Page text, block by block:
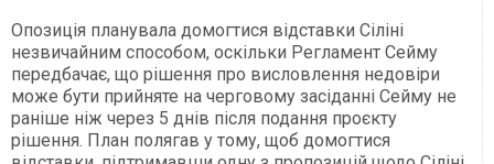
Опозиція планувала домогтися відставки Сіліні
незвичайним способом, оскільки Регламент Сейму
передбачає, що рішення про висловлення недовіри
може бути прийняте на черговому засіданні Сейму не
раніше ніж через 5 днів після подання проєкту
рішення. План полягав у тому, щоб домогтися